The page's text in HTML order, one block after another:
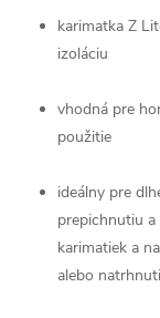
karimatka Z
izoláciu
vhodná pre
použitie
ideálny pre
prepichnutiu
karimatiek a
alebo